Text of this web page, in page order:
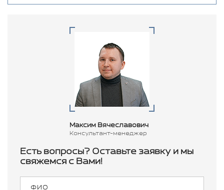
Максим Вячеславович
Консультант-менеджер
Есть вопросы? Оставьте заявку и мы
свяжемся с Вами!